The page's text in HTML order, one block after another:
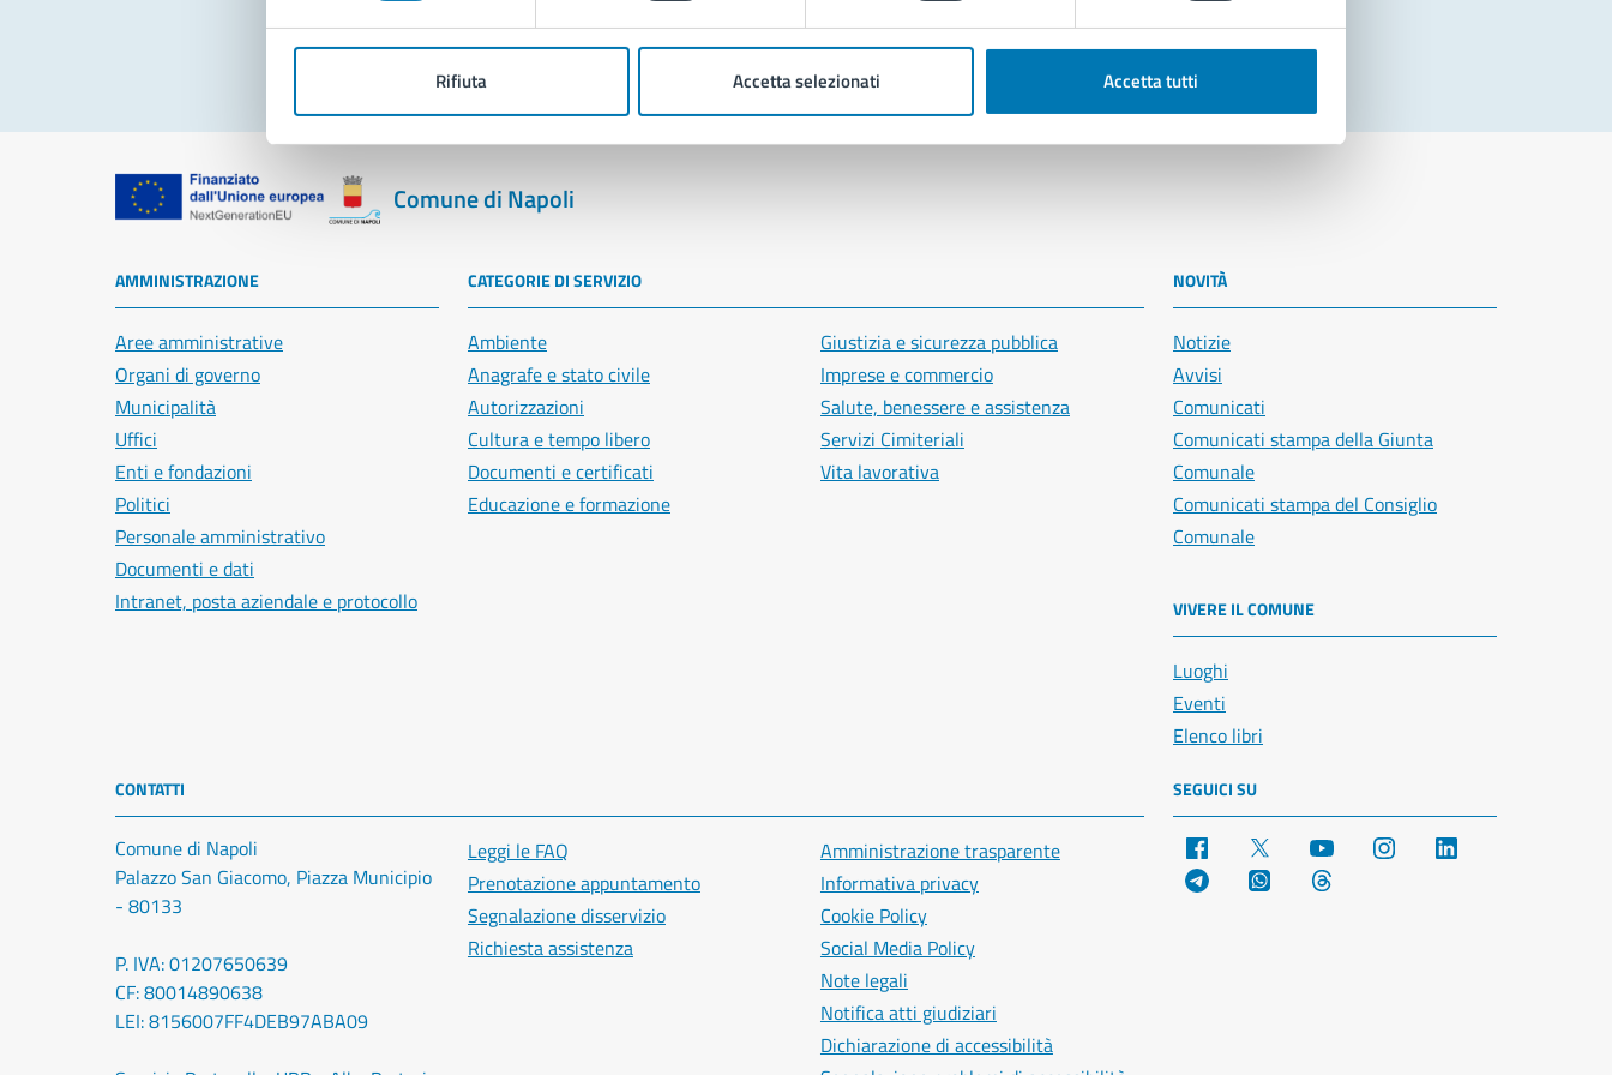
Rifiuta Accetta selezionati Accetta tutti
Segnala disservizio
Comune di Napoli
AMMINISTRAZIONE
Aree amministrative
Organi di governo
Municipalità
Uffici
Enti e fondazioni
Politici
Personale amministrativo
Documenti e dati
Intranet, posta aziendale e protocollo
CATEGORIE DI SERVIZIO
Ambiente
Anagrafe e stato civile
Autorizzazioni
Cultura e tempo libero
Documenti e certificati
Educazione e formazione
Giustizia e sicurezza pubblica
Imprese e commercio
Salute, benessere e assistenza
Servizi Cimiteriali
Vita lavorativa
NOVITÀ
Notizie
Avvisi
Comunicati
Comunicati stampa della Giunta
Comunale
Comunicati stampa del Consiglio
Comunale
VIVERE IL COMUNE
Luoghi
Eventi
Elenco libri
CONTATTI
Comune di Napoli
Palazzo San Giacomo, Piazza Municipio
- 80133
P. IVA: 01207650639
CF: 80014890638
LEI: 8156007FF4DEB97ABA09
Leggi le FAQ
Prenotazione appuntamento
Segnalazione disservizio
Richiesta assistenza
Amministrazione trasparente
Informativa privacy
Cookie Policy
Social Media Policy
Note legali
Notifica atti giudiziari
Dichiarazione di accessibilità
SEGUICI SU
Facebook YouTube Instagram
Telegram WhatsApp